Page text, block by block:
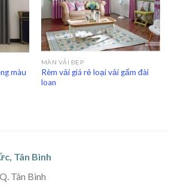
màu
MÀN VẢI ĐẸP
Rèm vải giá rẻ loại vải gấm đài
loan
Tân Bình
Tân Bình